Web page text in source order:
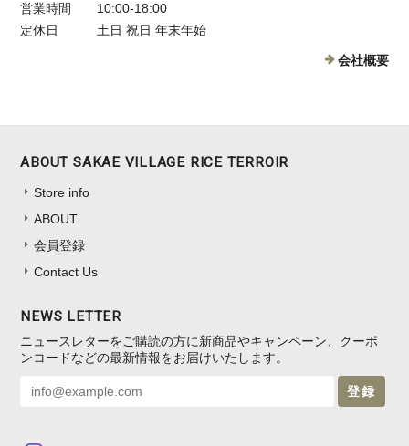
営業時間
10:00-18:00
定休日
土日 祝日 年末年始
会社概要
ABOUT SAKAE VILLAGE RICE TERROIR
Store info
ABOUT
会員登録
Contact Us
NEWS LETTER
ニュースレターをご購読の方に新商品やキャンペーン、クーポ
ンコードなどの最新情報をお届けいたします。
登録